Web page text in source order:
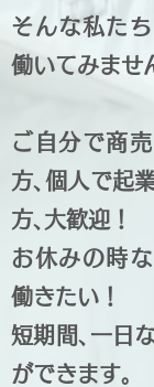
そんな私た
働いてみませ
ご自分で商
方､個人で起
方､大歓迎！
お休みの時
働きたい！
短期間､一日
ができます。